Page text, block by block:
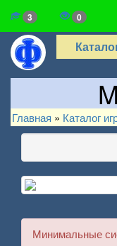
3 0
Главная » Каталог
Минимальные